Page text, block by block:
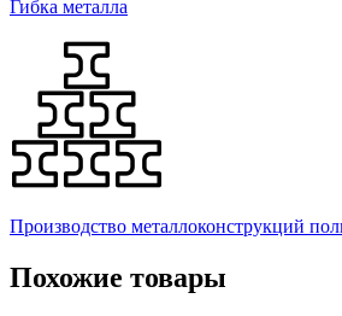
Гибка металла
Производство металлоконструкций
Похожие товары